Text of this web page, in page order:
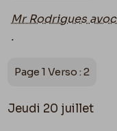
Mr Rodrigues
.
Page 1 Verso : 2
Jeudi 20 juillet